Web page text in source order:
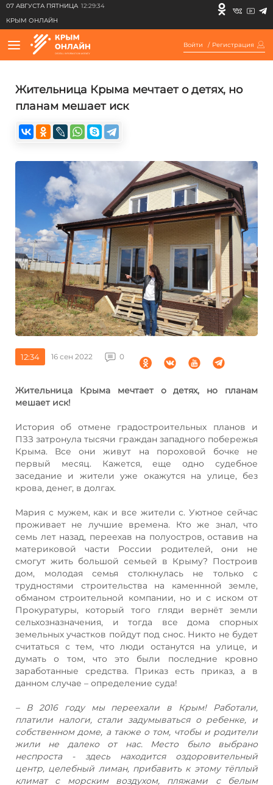
07 АВГУСТА ПЯТНИЦА 12:29:34
КРЫМ ОНЛАЙН
Войти / Регистрация
Жительница Крыма мечтает о детях, но
планам мешает иск
12:34 16 сен 2022 0
Жительница Крыма мечтает о детях, но планам
мешает иск!
История об отмене градостроительных планов и
ПЗЗ затронула тысячи граждан западного побережья
Крыма. Все они живут на пороховой бочке не
первый месяц. Кажется, еще одно судебное
заседание и жители уже окажутся на улице, без
крова, денег, в долгах.
Мария с мужем, как и все жители с. Уютное сейчас
проживает не лучшие времена. Кто же знал, что
семь лет назад, переехав на полуостров, оставив на
материковой части России родителей, они не
смогут жить большой семьей в Крыму? Построив
дом, молодая семья столкнулась не только с
трудностями строительства на каменнной земле,
обманом строительной компании, но и с иском от
Прокуратуры, который того гляди вернёт земли
сельхозназначения, и тогда все дома спорных
земельных участков пойдут под снос. Никто не будет
считаться с тем, что люди останутся на улице, и
думать о том, что это были последние кровно
заработанные средства. Приказ есть приказ, а в
данном случае – определение суда!
– В 2016 году мы переехали в Крым! Работали,
платили налоги, стали задумываться о ребенке, и
собственном доме, а также о том, чтобы и родители
жили не далеко от нас. Место было выбрано
неспроста - здесь находится оздоровительный
центр, целебный лиман, прибавить к этому тёплый
климат с морским воздухом, пляжами с белым